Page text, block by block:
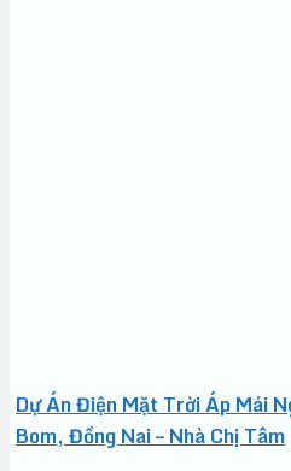
Dự Án Điện Mặt Trời Áp Mái
Bom, Đồng Nai – Nhà Chị Tâm